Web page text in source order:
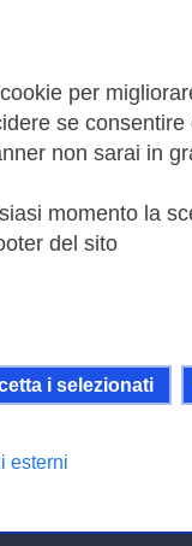
per
se
non sarai in
momento la
del sito
i selezionati
esterni
Amministrazione
Bandi di Gara
Creative